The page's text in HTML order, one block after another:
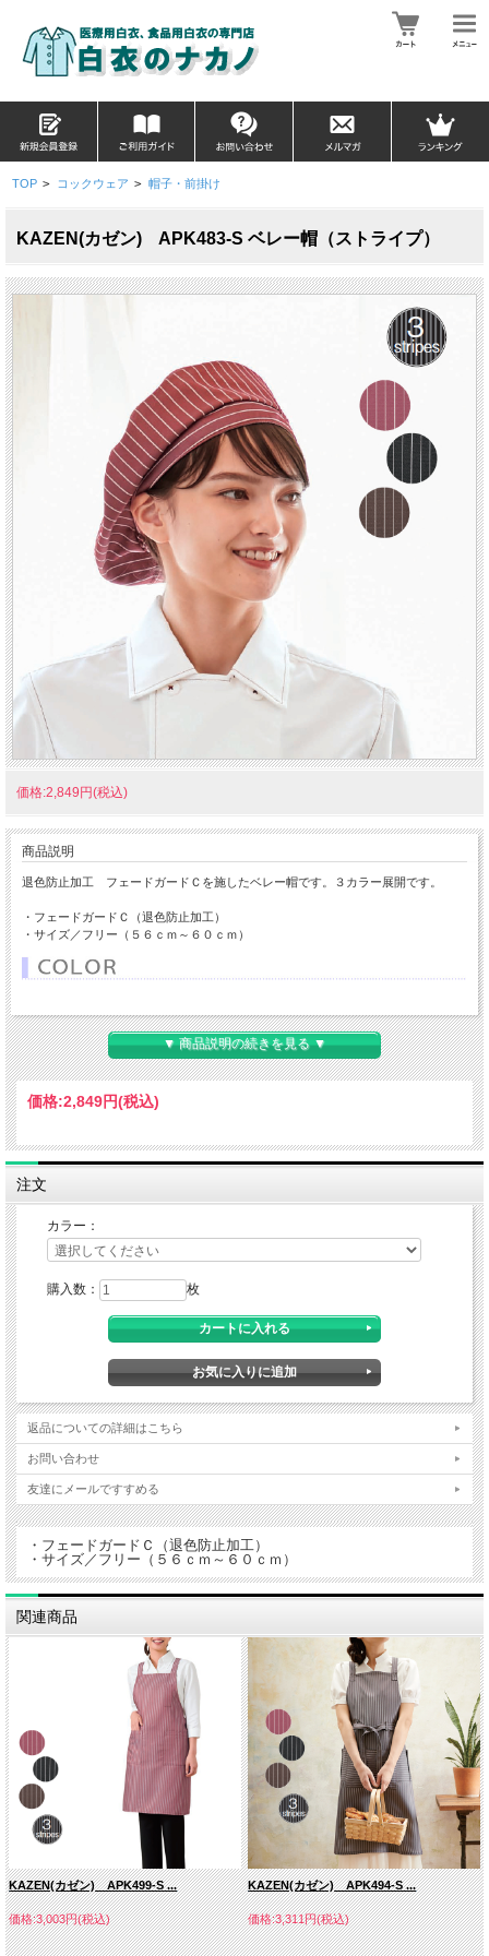
TOP > コックウェア > 帽子・前掛け
KAZEN(カゼン) APK483-S ベレー帽（ストライプ）
価格:2,849円(税込)
商品説明
退色防止加工 フェードガードＣを施したベレー帽です。３カラー展開です。
・フェードガードＣ（退色防止加工）
・サイズ／フリー（５６ｃｍ～６０ｃｍ）
ゴム仕様
■素材：ツイル
（ポリエステル１００％）
▼ 商品説明の続きを見る ▼
価格:2,849円(税込)
注文
カラー：
購入数： 枚
返品についての詳細はこちら
お問い合わせ
友達にメールですすめる
・フェードガードＣ（退色防止加工）
・サイズ／フリー（５６ｃｍ～６０ｃｍ）
関連商品
KAZEN(カゼン) APK499-S ...
価格:3,003円(税込)
KAZEN(カゼン) APK494-S ...
価格:3,311円(税込)